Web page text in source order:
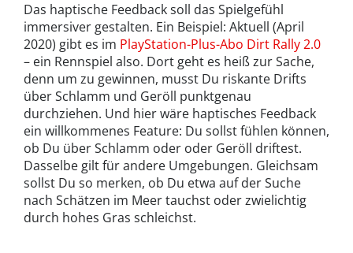
Das haptische Feedback soll das Spielgefühl
immersiver gestalten. Ein Beispiel: Aktuell (April
2020) gibt es im PlayStation-Plus-Abo Dirt Rally 2.0
– ein Rennspiel also. Dort geht es heiß zur Sache,
denn um zu gewinnen, musst Du riskante Drifts
über Schlamm und Geröll punktgenau
durchziehen. Und hier wäre haptisches Feedback
ein willkommenes Feature: Du sollst fühlen können,
ob Du über Schlamm oder oder Geröll driftest.
Dasselbe gilt für andere Umgebungen. Gleichsam
sollst Du so merken, ob Du etwa auf der Suche
nach Schätzen im Meer tauchst oder zwielichtig
durch hohes Gras schleichst.